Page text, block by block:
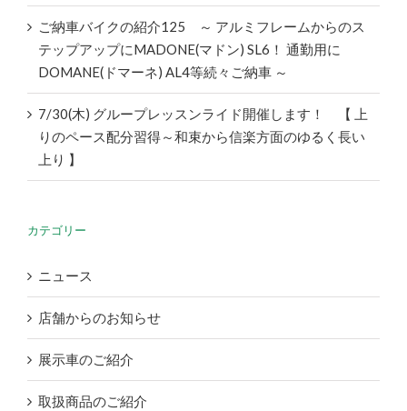
ご納車バイクの紹介125 ～ アルミフレームからのス
テップアップにMADONE(マドン) SL6！ 通勤用に
DOMANE(ドマーネ) AL4等続々ご納車 ～
7/30(木) グループレッスンライド開催します！ 【 上
りのペース配分習得～和束から信楽方面のゆるく長い
上り 】
カテゴリー
ニュース
店舗からのお知らせ
展示車のご紹介
取扱商品のご紹介